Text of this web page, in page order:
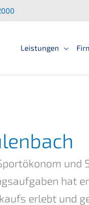
Leistun­gen
hat
erlebt und